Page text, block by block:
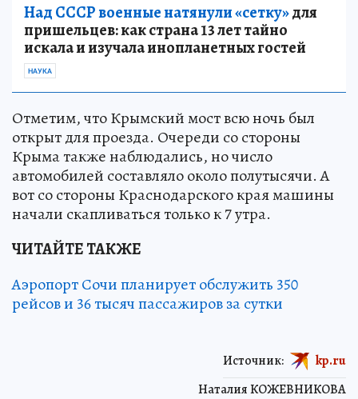
Над СССР военные натянули «сетку»для
пришельцев: как страна 13 лет тайно
искала и изучала инопланетных гостей
НАУКА
Отметим, что Крымский мост всю ночь был
открыт для проезда. Очереди со стороны
Крыма также наблюдались, но число
автомобилей составляло около полутысячи. А
вот со стороны Краснодарского края машины
начали скапливаться только к 7 утра.
ЧИТАЙТЕ ТАКЖЕ
Аэропорт Сочи планирует обслужить 350
рейсов и 36 тысяч пассажиров за сутки
Наталия КОЖЕВНИКОВА
Источник: kp.ru